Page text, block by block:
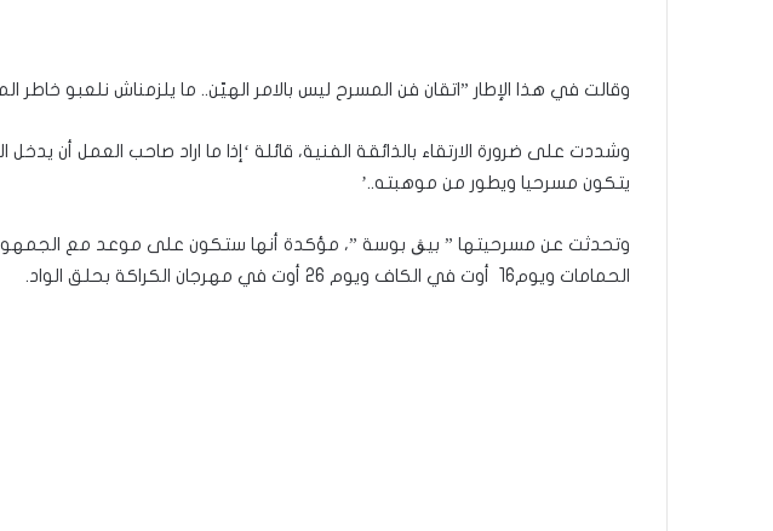
وقالت في هذا الإطار ”اتقان فن المسرح ليس بالامر الهيّن.. ما يلزمناش نلعبو خاطر
وشددت على ضرورة الارتقاء بالذائقة الفنية، قائلة ‘إذا ما اراد صاحب العمل أن
يتكون مسرحيا ويطور من موهبته..’
الحمامات ويوم16 أوت في الكاف ويوم 26 أوت في مهرجان الكراكة بحلق الواد.